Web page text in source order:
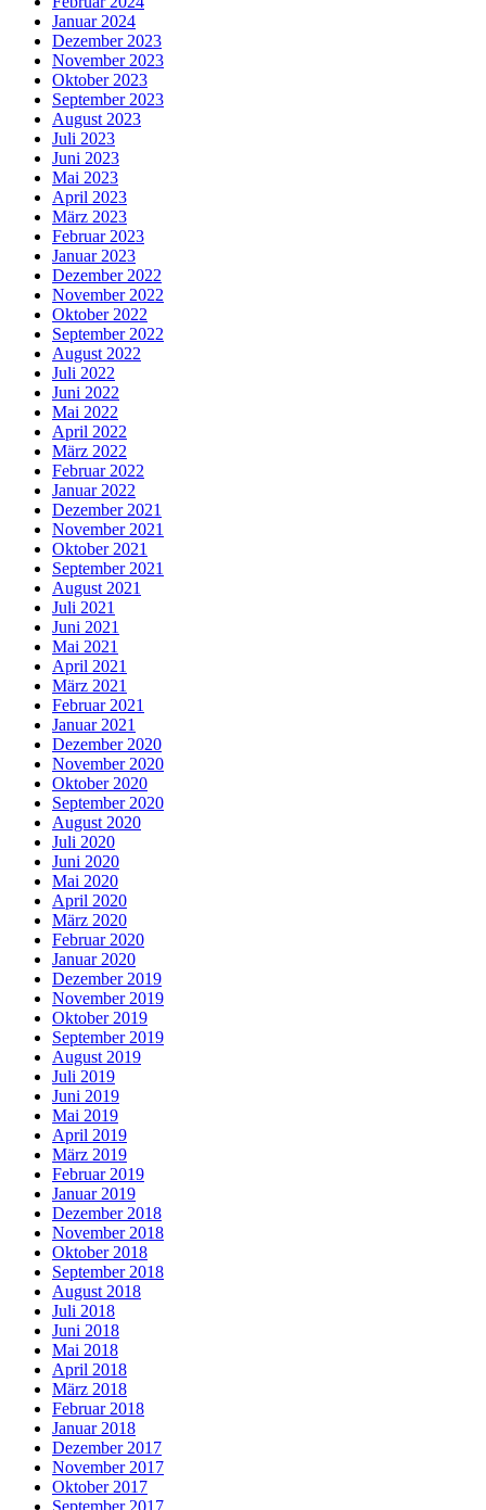
Januar 2024
Dezember 2023
November 2023
Oktober 2023
September 2023
August 2023
Juli 2023
Juni 2023
Mai 2023
April 2023
März 2023
Februar 2023
Januar 2023
Dezember 2022
November 2022
Oktober 2022
September 2022
August 2022
Juli 2022
Juni 2022
Mai 2022
April 2022
März 2022
Februar 2022
Januar 2022
Dezember 2021
November 2021
Oktober 2021
September 2021
August 2021
Juli 2021
Juni 2021
Mai 2021
April 2021
März 2021
Februar 2021
Januar 2021
Dezember 2020
November 2020
Oktober 2020
September 2020
August 2020
Juli 2020
Juni 2020
Mai 2020
April 2020
März 2020
Februar 2020
Januar 2020
Dezember 2019
November 2019
Oktober 2019
September 2019
August 2019
Juli 2019
Juni 2019
Mai 2019
April 2019
März 2019
Februar 2019
Januar 2019
Dezember 2018
November 2018
Oktober 2018
September 2018
August 2018
Juli 2018
Juni 2018
Mai 2018
April 2018
März 2018
Februar 2018
Januar 2018
Dezember 2017
November 2017
Oktober 2017
September 2017